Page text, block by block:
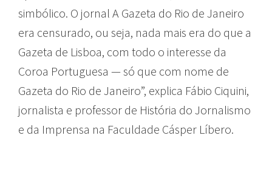
simbólico. O jornal A Gazeta do Rio de Janeiro
era censurado, ou seja, nada mais era do que a
Gazeta de Lisboa, com todo o interesse da
Coroa Portuguesa — só que com nome de
Gazeta do Rio de Janeiro”, explica Fábio Ciquini,
jornalista e professor de História do Jornalismo
e da Imprensa na Faculdade Cásper Líbero.